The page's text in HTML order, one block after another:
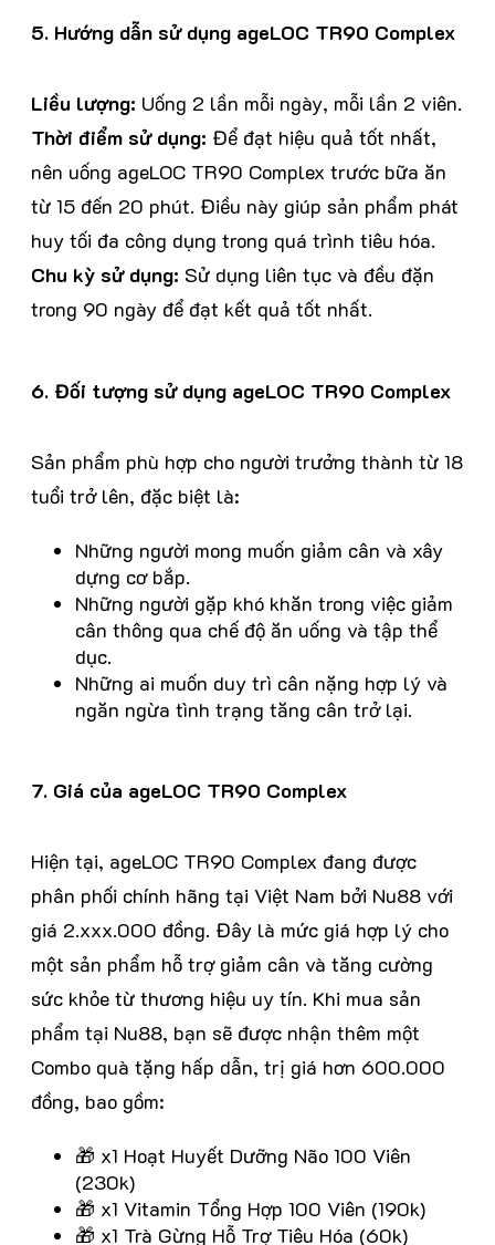
5. Hướng dẫn sử dụng ageLOC TR90 Complex
Liều lượng: Uống 2 lần mỗi ngày, mỗi lần 2 viên.
Thời điểm sử dụng: Để đạt hiệu quả tốt nhất,
nên uống ageLOC TR90 Complex trước bữa ăn
từ 15 đến 20 phút. Điều này giúp sản phẩm phát
huy tối đa công dụng trong quá trình tiêu hóa.
Chu kỳ sử dụng: Sử dụng liên tục và đều đặn
trong 90 ngày để đạt kết quả tốt nhất.
6. Đối tượng sử dụng ageLOC TR90 Complex
Sản phẩm phù hợp cho người trưởng thành từ 18
tuổi trở lên, đặc biệt là:
Những người mong muốn giảm cân và xây
dựng cơ bắp.
Những người gặp khó khăn trong việc giảm
cân thông qua chế độ ăn uống và tập thể
dục.
Những ai muốn duy trì cân nặng hợp lý và
ngăn ngừa tình trạng tăng cân trở lại.
7. Giá của ageLOC TR90 Complex
Hiện tại, ageLOC TR90 Complex đang được
phân phối chính hãng tại Việt Nam bởi Nu88 với
giá 2.xxx.000 đồng. Đây là mức giá hợp lý cho
một sản phẩm hỗ trợ giảm cân và tăng cường
sức khỏe từ thương hiệu uy tín. Khi mua sản
phẩm tại Nu88, bạn sẽ được nhận thêm một
Combo quà tặng hấp dẫn, trị giá hơn 600.000
đồng, bao gồm:
🎁 x1 Hoạt Huyết Dưỡng Não 100 Viên
(230k)
🎁 x1 Vitamin Tổng Hợp 100 Viên (190k)
🎁 x1 Trà Gừng Hỗ Trợ Tiêu Hóa (60k)